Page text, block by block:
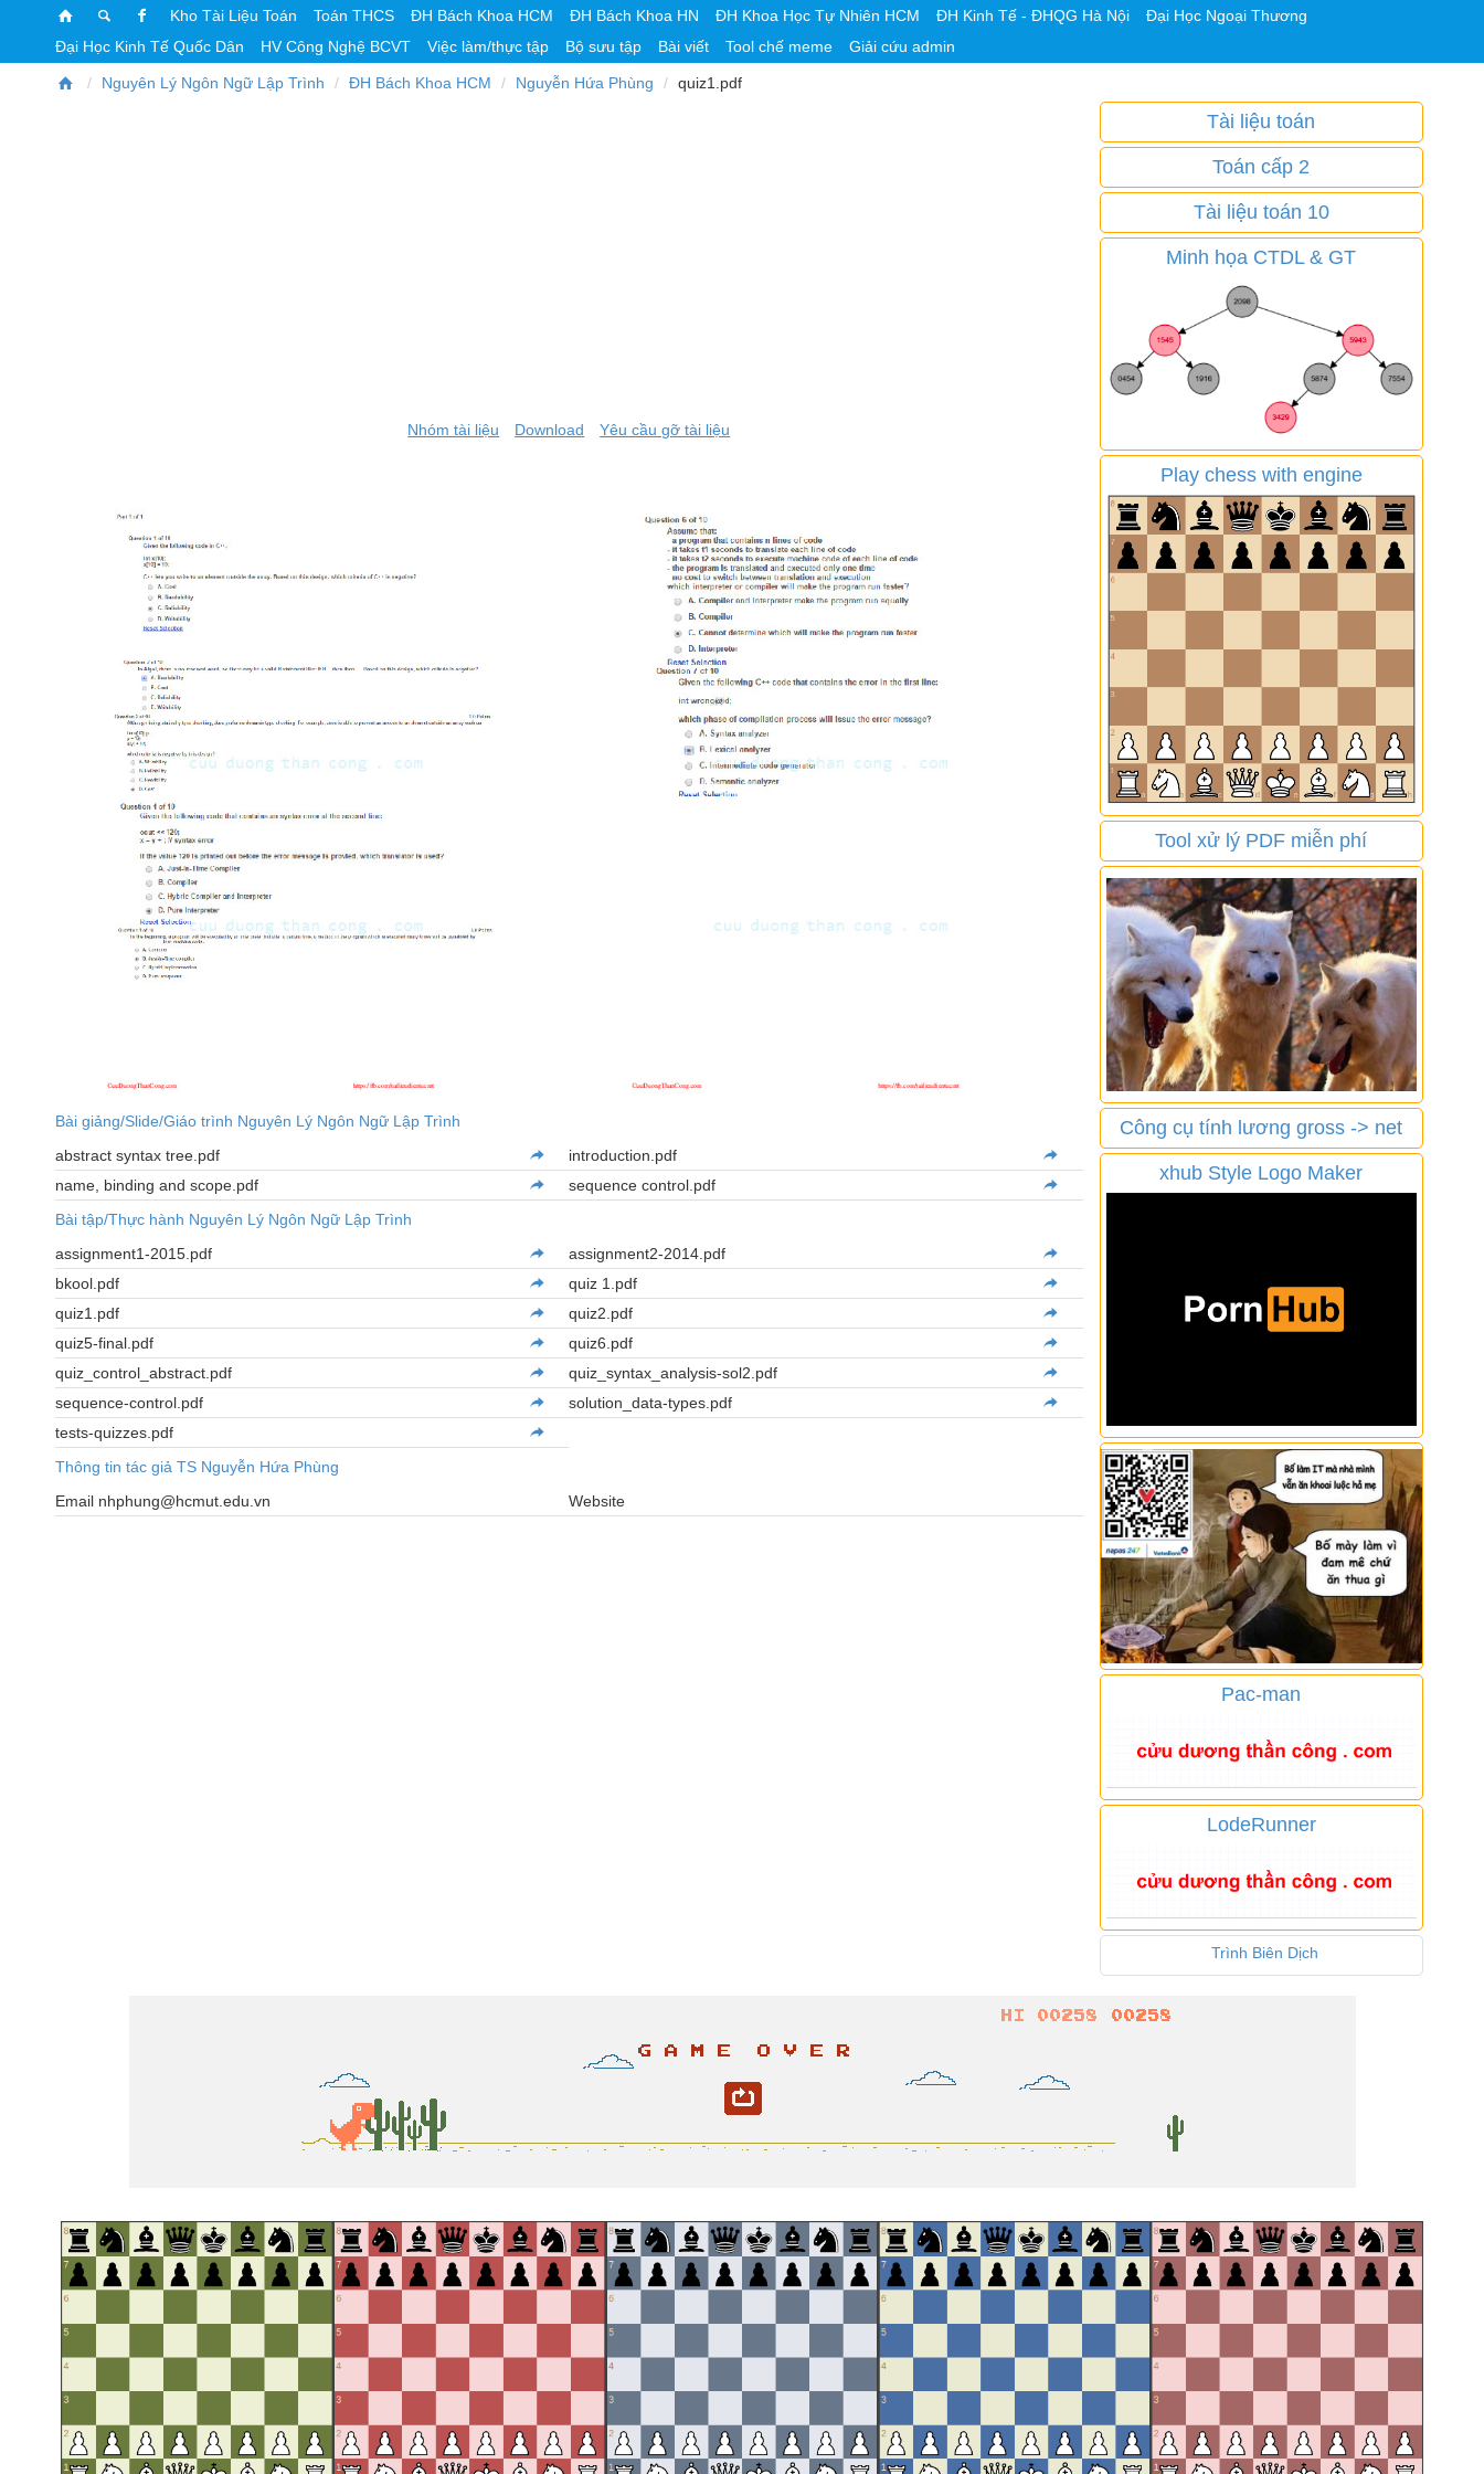
Kho Tài Liệu Toán Toán THCS ĐH Bách Khoa HCM ĐH Bách Khoa HN ĐH Khoa Học Tự Nhiên HCM ĐH Kinh Tế - ĐHQG Hà Nội
Đại Học Ngoại Thương
Đại Học Kinh Tế Quốc Dân
HV Công Nghệ BCVT Việc làm/thực tập Bộ sưu tập Bài viết Tool chế meme Giải cứu admin
Nguyên Lý Ngôn Ngữ Lập Trình ĐH Bách Khoa HCM Nguyễn Hứa Phùng quiz1.pdf
Nhóm tài liệu Download Yêu cầu gỡ tài liệu
Bài giảng/Slide/Giáo trình Nguyên Lý Ngôn Ngữ Lập Trình
abstract syntax tree.pdf
introduction.pdf
name, binding and scope.pdf
sequence control.pdf
Bài tập/Thực hành Nguyên Lý Ngôn Ngữ Lập Trình
assignment1-2015.pdf
assignment2-2014.pdf
bkool.pdf
quiz 1.pdf
quiz1.pdf
quiz2.pdf
quiz5-final.pdf
quiz6.pdf
quiz_control_abstract.pdf
quiz_syntax_analysis-sol2.pdf
sequence-control.pdf
solution_data-types.pdf
tests-quizzes.pdf
Thông tin tác giả TS Nguyễn Hứa Phùng
Email nhphung@hcmut.edu.vn
Website
Tài liệu toán
Toán cấp 2
Tài liệu toán 10
Minh họa CTDL & GT
Play chess with engine
Tool xử lý PDF miễn phí
Công cụ tính lương gross -> net
xhub Style Logo Maker
Pac-man
LodeRunner
Trình Biên Dịch